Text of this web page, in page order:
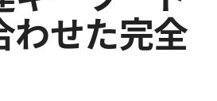
わせた完全